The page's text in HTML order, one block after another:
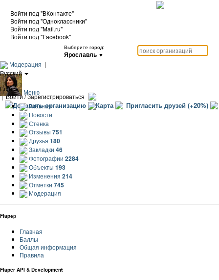
Войти под "ВКонтакте"
Войти под "Одноклассники"
Войти под "Mail.ru"
Войти под "Facebook"
Выберите город:
Ярославль ▼
Модерация |
Русский
|
Еще
|Войти / Зарегистрироваться
Добавить организацию Карта Пригласить друзей (+20%)
Меню
Главная
Новости
Стенка
Отзывы 751
Друзья 180
Закладки 46
Фотографии 2284
Объекты 193
Изменения 214
Отметки 745
Модерация
Flapер
Главная
Баллы
Общая информация
Правила
Flaper API & Development